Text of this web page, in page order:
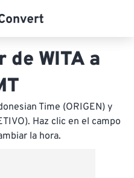
WITA a
Time (ORIGEN) y
Haz clic en el campo
la hora.